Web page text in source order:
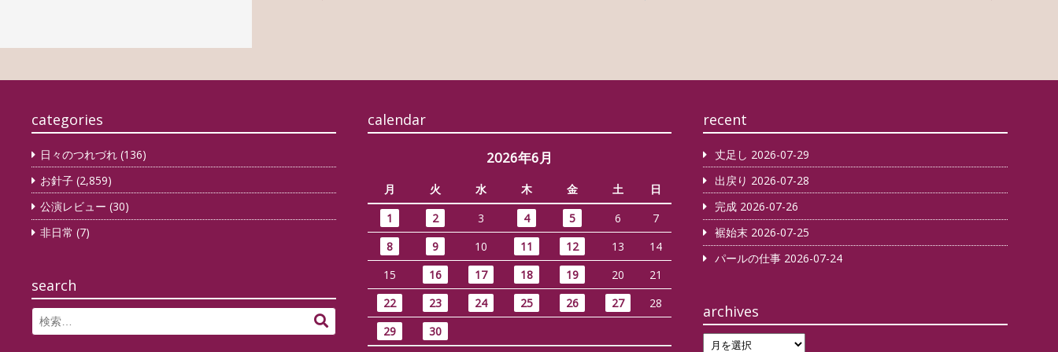
ョ
ン
categories
日々のつれづれ(136)
お針子(2,859)
公演レビュー (30)
非日常 (7)
search
Search
for:
索…
calendar
2026年6月
月 火 水 木 金 土
日
1
2 3 4 5 6
7
8
9 10 11 12 13
14
15
16 17 18 19 20
21
22
23 24 25 26 27
28
29
30
recent
丈足し 2026-07-29
出戻り 2026-07-28
完成 2026-07-26
裾始末 2026-07-25
パールの仕事 2026-07-24
archives
archives